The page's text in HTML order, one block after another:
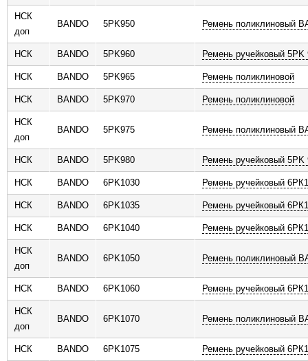
НСК
доп
BANDO 5PK950 Ремень поликлиновый
НСК BANDO 5PK960 Ремень ручейковый 5PK
НСК BANDO 5PK965 Ремень поликлиновой
НСК BANDO 5PK970 Ремень поликлиновой
НСК
доп
BANDO 5PK975 Ремень поликлиновый
НСК BANDO 5PK980 Ремень ручейковый 5PK
НСК BANDO 6PK1030 Ремень ручейковый
НСК BANDO 6PK1035 Ремень ручейковый
НСК BANDO 6PK1040 Ремень ручейковый
НСК
доп
BANDO 6PK1050 Ремень поликлиновый
НСК BANDO 6PK1060 Ремень ручейковый
НСК
доп
BANDO 6PK1070 Ремень поликлиновый
НСК BANDO 6PK1075 Ремень ручейковый